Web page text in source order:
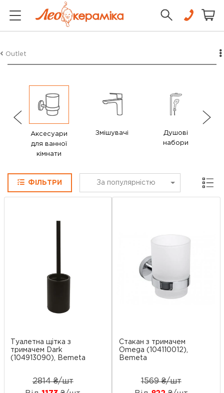
Outlet
Аксесуари
для ванної
кімнати
Змішувачі
Душові
набори
ФІЛЬТРИ За популярністю Сітка
Туалетна щітка з
тримачем Dark
(104913090), Bemeta
2814 ₴/шт
Стакан з тримачем
Omega (104110012),
Bemeta
1569 ₴/шт